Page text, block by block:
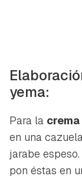
yema:
Para la crema
en una
jarabe
pon éstas en